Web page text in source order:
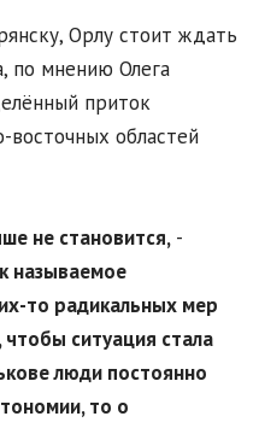
Орлу стоит ждать
по мнению Олега
приток
областей
не становится, -
называемое
то радикальных мер
ситуация стала
люди постоянно
то о